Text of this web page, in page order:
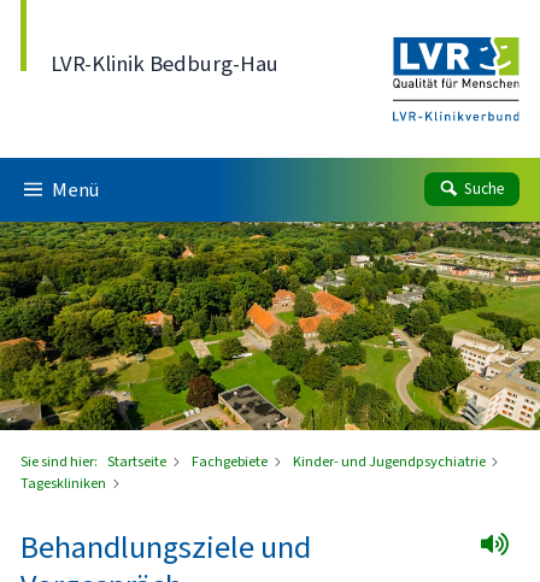
LVR-Klinik Bedburg-Hau
Menü Suche
Sie sind hier: Startseite Fachgebiete
Kinder- und Jugendpsychiatrie
Tageskliniken
Behandlungsziele und